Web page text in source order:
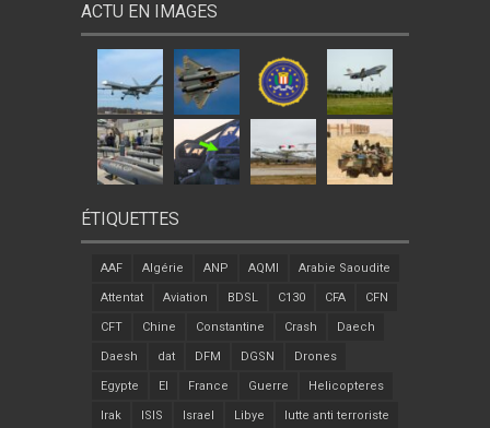
ACTU EN IMAGES
ÉTIQUETTES
AAF Algérie ANP AQMI Arabie Saoudite
Attentat Aviation BDSL C130 CFA CFN
CFT Chine Constantine Crash Daech
Daesh dat DFM DGSN Drones
Egypte EI France Guerre Helicopteres
Irak ISIS Israel Libye lutte anti terroriste